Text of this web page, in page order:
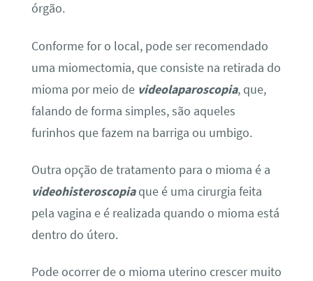
órgão.
Conforme for o local, pode ser recomendado
uma miomectomia, que consiste na retirada do
mioma por meio de videolaparoscopia, que,
falando de forma simples, são aqueles
furinhos que fazem na barriga ou umbigo.
Outra opção de tratamento para o mioma é a
videohisteroscopiaque é uma cirurgia feita
pela vagina e é realizada quando o mioma está
dentro do útero.
Pode ocorrer de o mioma uterino crescer muito